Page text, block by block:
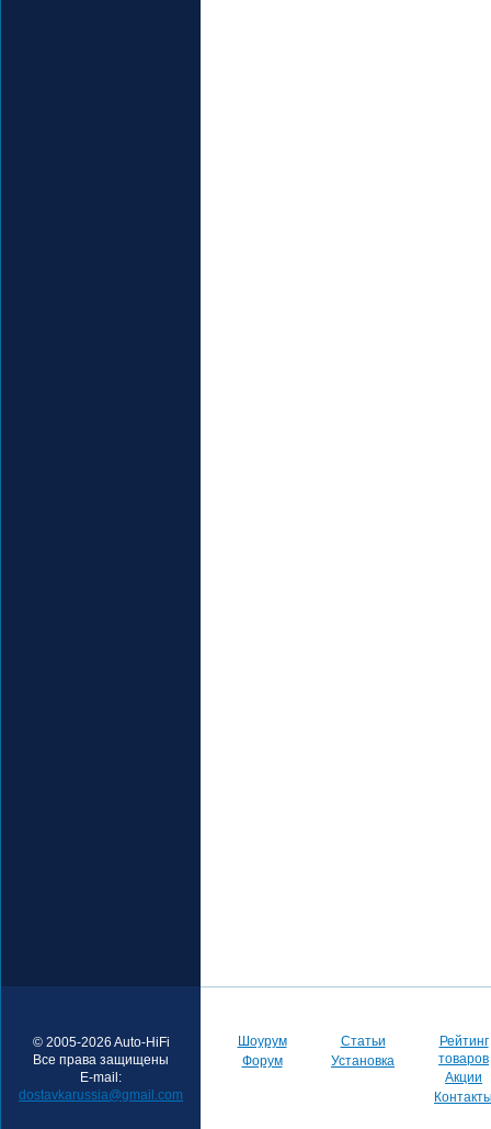
© 2005-2026 Auto-HiFi
Все права защищены
E-mail:
dostavkarussia@gmail.com
Шоурум
Форум
Статьи
Установка
Рейтинг
товаров
Акции